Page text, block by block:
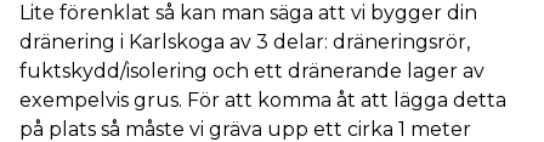
Lite förenklat så kan man säga att vi bygger din
dränering i Karlskoga av 3 delar: dräneringsrör,
fuktskydd/isolering och ett dränerande lager av
exempelvis grus. För att komma åt att lägga detta
på plats så måste vi gräva upp ett cirka 1 meter